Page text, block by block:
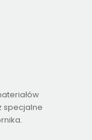
specjalne